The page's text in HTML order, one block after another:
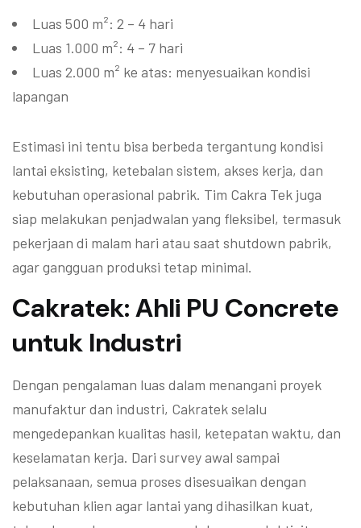
Luas 500 m²: 2 – 4 hari
Luas 1.000 m²: 4 – 7 hari
Luas 2.000 m² ke atas: menyesuaikan kondisi
lapangan
Estimasi ini tentu bisa berbeda tergantung kondisi
lantai eksisting, ketebalan sistem, akses kerja, dan
kebutuhan operasional pabrik. Tim Cakra Tek juga
siap melakukan penjadwalan yang fleksibel, termasuk
pekerjaan di malam hari atau saat shutdown pabrik,
agar gangguan produksi tetap minimal.
Cakratek: Ahli PU Concrete
untuk Industri
Dengan pengalaman luas dalam menangani proyek
manufaktur dan industri, Cakratek selalu
mengedepankan kualitas hasil, ketepatan waktu, dan
keselamatan kerja. Dari survey awal sampai
pelaksanaan, semua proses disesuaikan dengan
kebutuhan klien agar lantai yang dihasilkan kuat,